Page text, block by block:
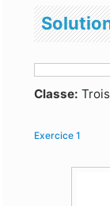
Classe:
Exercice 1